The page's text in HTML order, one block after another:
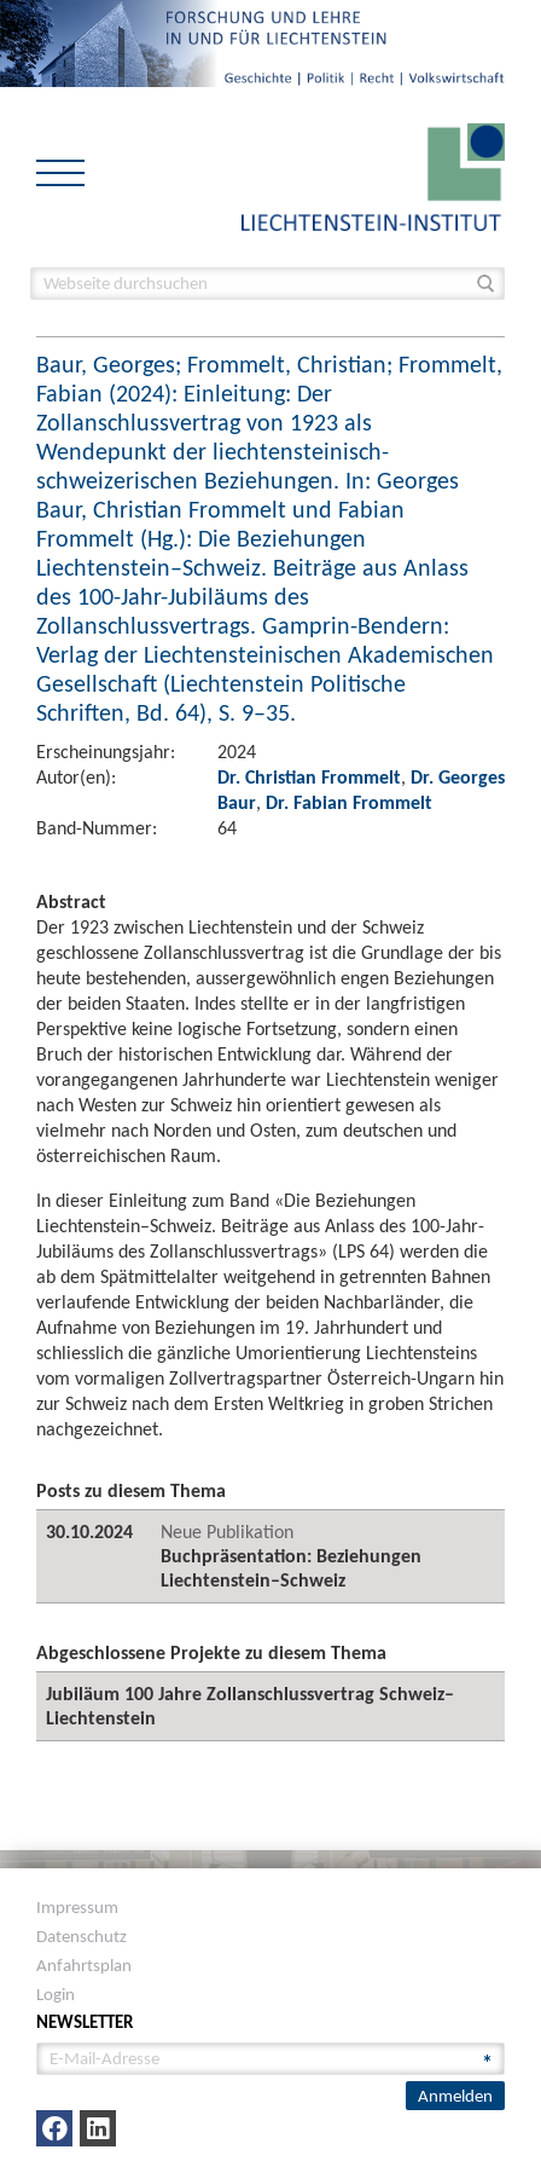
Baur, Georges; Frommelt, Christian; Frommelt,
Fabian (2024): Einleitung: Der
Zollanschlussvertrag von 1923 als
Wendepunkt der liechtensteinisch-
schweizerischen Beziehungen. In: Georges
Baur, Christian Frommelt und Fabian
Frommelt (Hg.): Die Beziehungen
Liechtenstein–Schweiz. Beiträge aus Anlass
des 100-Jahr-Jubiläums des
Zollanschlussvertrags. Gamprin-Bendern:
Verlag der Liechtensteinischen Akademischen
Gesellschaft (Liechtenstein Politische
Schriften, Bd. 64), S. 9–35.
Erscheinungsjahr:
2024
Autor(en):
Dr. Christian Frommelt, Dr. Georges
Baur, Dr. Fabian Frommelt
Band-Nummer:
64
Abstract
Der 1923 zwischen Liechtenstein und der Schweiz
geschlossene Zollanschlussvertrag ist die Grundlage der bis
heute bestehenden, aussergewöhnlich engen Beziehungen
der beiden Staaten. Indes stellte er in der langfristigen
Perspektive keine logische Fortsetzung, sondern einen
Bruch der historischen Entwicklung dar. Während der
vorangegangenen Jahrhunderte war Liechtenstein weniger
nach Westen zur Schweiz hin orientiert gewesen als
vielmehr nach Norden und Osten, zum deutschen und
österreichischen Raum.
In dieser Einleitung zum Band «Die Beziehungen
Liechtenstein–Schweiz. Beiträge aus Anlass des 100-Jahr-
Jubiläums des Zollanschlussvertrags» (LPS 64) werden die
ab dem Spätmittelalter weitgehend in getrennten Bahnen
verlaufende Entwicklung der beiden Nachbarländer, die
Aufnahme von Beziehungen im 19. Jahrhundert und
schliesslich die gänzliche Umorientierung Liechtensteins
vom vormaligen Zollvertragspartner Österreich-Ungarn hin
zur Schweiz nach dem Ersten Weltkrieg in groben Strichen
nachgezeichnet.
Posts zu diesem Thema
30.10.2024
Neue Publikation
Buchpräsentation: Beziehungen
Liechtenstein–Schweiz
Abgeschlossene Projekte zu diesem Thema
Jubiläum 100 Jahre Zollanschlussvertrag Schweiz–
Liechtenstein
Impressum
Datenschutz
Anfahrtsplan
Login
NEWSLETTER